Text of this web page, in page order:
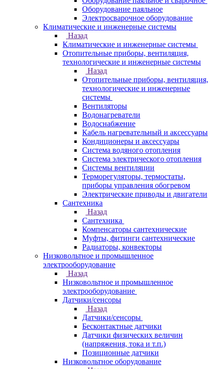
Оборудование паяльное
Электросварочное оборудование
Климатические и инженерные системы
Назад
Климатические и инженерные системы
Отопительные приборы, вентиляция,
технологические и инженерные системы
Назад
Отопительные приборы, вентиляция,
технологические и инженерные
системы
Вентиляторы
Водонагреватели
Водоснабжение
Кабель нагревательный и аксессуары
Кондиционеры и аксессуары
Система водяного отопления
Система электрического отопления
Системы вентиляции
Терморегуляторы, термостаты,
приборы управления обогревом
Электрические приводы и двигатели
Сантехника
Назад
Сантехника
Компенсаторы сантехнические
Муфты, фитинги сантехнические
Радиаторы, конвекторы
Низковольтное и промышленное
электрооборудование
Назад
Низковольтное и промышленное
электрооборудование
Датчики/сенсоры
Назад
Датчики/сенсоры
Бесконтактные датчики
Датчики физических величин
(напряжения, тока и т.п.)
Позиционные датчики
Низковольтное оборудование